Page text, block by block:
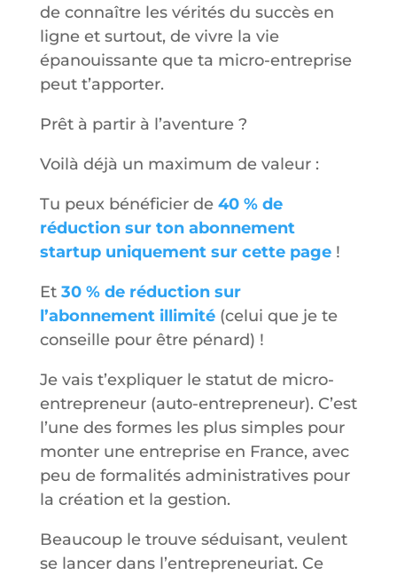
de connaître les vérités du succès en
ligne et surtout, de vivre la vie
épanouissante que ta micro-entreprise
peut t’apporter.
Prêt à partir à l’aventure ?
Voilà déjà un maximum de valeur :
Tu peux bénéficier de 40 % de
réduction sur ton abonnement
startup uniquement sur cette page!
Et 30 % de réduction sur
l’abonnement illimité(celui que je te
conseille pour être pénard) !
Je vais t’expliquer le statut de micro-
entrepreneur (auto-entrepreneur). C’est
l’une des formes les plus simples pour
monter une entreprise en France, avec
peu de formalités administratives pour
la création et la gestion.
Beaucoup le trouve séduisant, veulent
se lancer dans l’entrepreneuriat. Ce